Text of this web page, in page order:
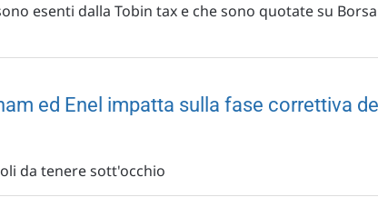
esenti dalla Tobin tax e che sono quotate su Borsa
ed Enel impatta sulla fase correttiva
da tenere sott'occhio